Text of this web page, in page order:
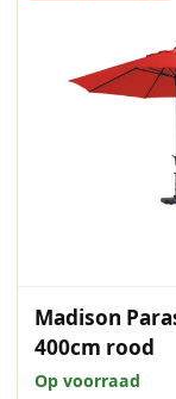
Madison
400cm rood
Op voorraad